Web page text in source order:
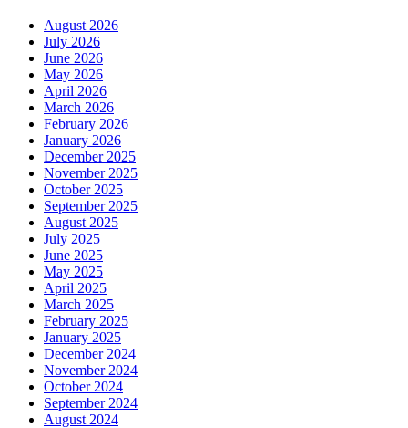
August 2026
July 2026
June 2026
May 2026
April 2026
March 2026
February 2026
January 2026
December 2025
November 2025
October 2025
September 2025
August 2025
July 2025
June 2025
May 2025
April 2025
March 2025
February 2025
January 2025
December 2024
November 2024
October 2024
September 2024
August 2024